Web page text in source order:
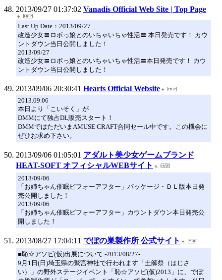
2013/09/27 01:37:02 Vanadis Official Web Site | Top Page
Last Up Date：2013/09/27
改造少女〓ロボっ娘とのいちゃいちゃ性活〓 本日発売です！ カウ
ントダウン当日公開しました！
2013/09/27
改造少女〓ロボっ娘とのいちゃいちゃ性活〓本日発売です！ カウ
ントダウン当日公開しました！
2013/09/06 20:30:41 Hearts Official Website
2013.09.06
本日より「こいそく」が
DMMにて独占DL販売スタート！
DMMではただいまAMUSE CRAFT合同セール中です。この機会に
ぜひお求め下さい。
2013/09/06 01:05:01 アダルト美少女ゲームブランド
HEAT-SOFT オフィシャルWEBサイト
2013/09/06
「お姉ちゃん催眠ビフォーアフター」パッケージ・ＤＬ版本日発
売公開しました！
2013/09/06
「お姉ちゃん催眠ビフォーアフター」カウントダウン本日発売公
開しました！
2013/08/27 17:04:11 でぼの巣製作所 公式サイト
■恥☆アソビ(仮)出展について -2013/08/27-
9月1日(日)埼玉県の鷲宮神社で行われます「土師祭（はじさ
い）」の野外ステージイベント「恥☆アソビ(仮)2013」に、でぼ